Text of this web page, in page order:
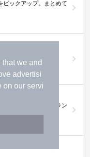
we and
advertisi
on our servi
ピックアップ。まとめて
ブスクリプションプラン